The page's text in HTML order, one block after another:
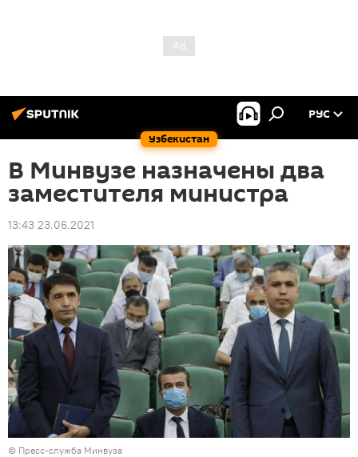
Узбекистан
РУС
В Минвузе назначены два
заместителя министра
13:43 23.06.2021
© Пресс-служба Минвуза